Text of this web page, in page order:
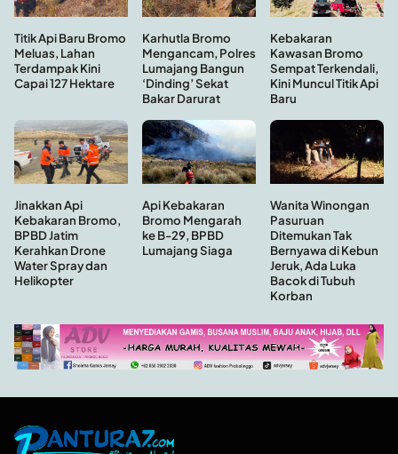
Titik Api Baru Bromo
Meluas, Lahan
Terdampak Kini
Capai 127 Hektare
Karhutla Bromo
Mengancam, Polres
Lumajang Bangun
‘Dinding’ Sekat
Bakar Darurat
Kebakaran
Kawasan Bromo
Sempat Terkendali,
Kini Muncul Titik Api
Baru
Jinakkan Api
Kebakaran Bromo,
BPBD Jatim
Kerahkan Drone
Water Spray dan
Helikopter
Api Kebakaran
Bromo Mengarah
ke B-29, BPBD
Lumajang Siaga
Wanita Winongan
Pasuruan
Ditemukan Tak
Bernyawa di Kebun
Jeruk, Ada Luka
Bacok di Tubuh
Korban